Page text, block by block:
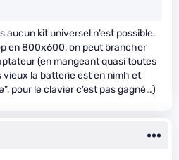
aucun kit universel n’est possible.
en 800x600, on peut brancher
(en mangeant quasi toutes
vieux la batterie est en nimh et
pour le clavier c’est pas gagné…)